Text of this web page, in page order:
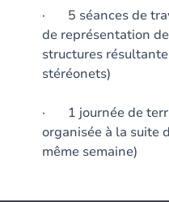
· 5 séances de
de représentation
structures
stéréonets)
· 1 journée de
organisée à la suite
même semaine)